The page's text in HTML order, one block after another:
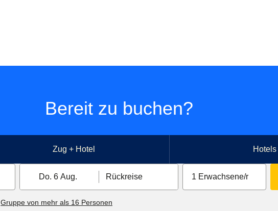
Bereit zu buchen?
Zug + Hotel Hotels
Do. 6 Aug. Rückreise 1 Erwachsene/r
Gruppe von mehr als 16 Personen